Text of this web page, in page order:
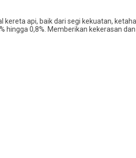
api, baik dari segi kekuatan,
hingga 0,8%. Memberikan kekerasan